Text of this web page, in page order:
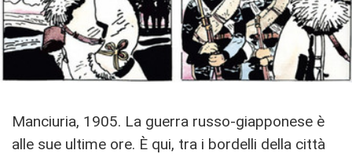
Manciuria, 1905. La guerra russo-giapponese è
alle sue ultime ore. È qui, tra i bordelli della città